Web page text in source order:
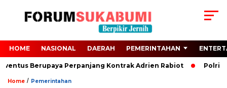
HOME NASIONAL DAERAH PEMERINTAHAN
Berupaya Perpanjang Kontrak Adrien Rabiot Polri
Home / Pemerintahan